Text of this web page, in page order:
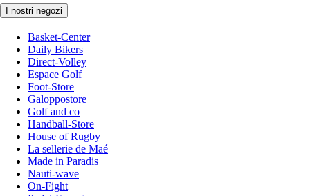
I nostri negozi
Basket-Center
Daily Bikers
Direct-Volley
Espace Golf
Foot-Store
Galoppostore
Golf and co
Handball-Store
House of Rugby
La sellerie de Maé
Made in Paradis
Nauti-wave
On-Fight